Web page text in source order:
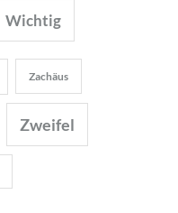
Wichtig
Zachäus
Zweifel